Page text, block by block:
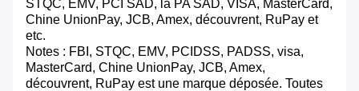
STQC, EMV, PCI SAD, la PA SAD, VISA, MasterCard,
Chine UnionPay, JCB, Amex, découvrent, RuPay et
etc.
Notes : FBI, STQC, EMV, PCIDSS, PADSS, visa,
MasterCard, Chine UnionPay, JCB, Amex,
découvrent, RuPay est une marque déposée. Toutes